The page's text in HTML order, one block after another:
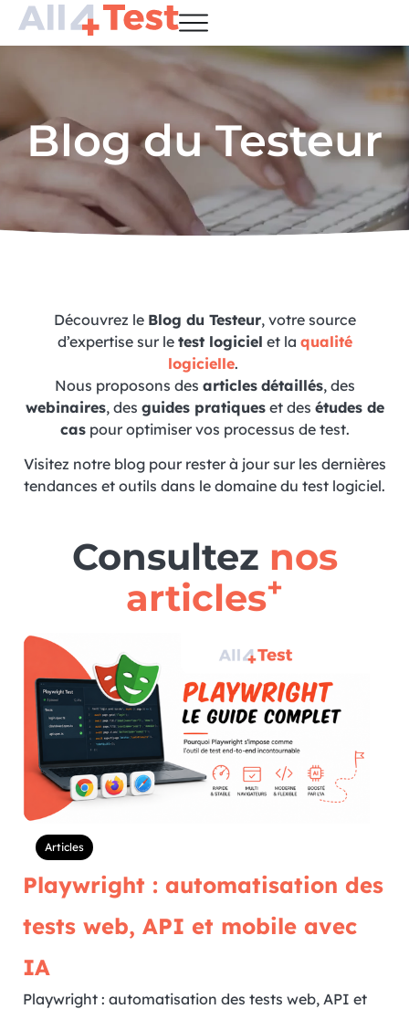
Blog du Testeur
Découvrez le Blog du Testeur, votre source
d’expertise sur le test logiciel et la qualité
logicielle.
Nous proposons des articles détaillés, des
webinaires, des guides pratiqueset des études de
caspour optimiser vos processus de test.
Visitez notre blog pour rester à jour sur les dernières
tendances et outils dans le domaine du test logiciel.
Consultez nos
articles+
Articles
Playwright : automatisation des
tests web, API et mobile avec
IA
Playwright : automatisation des tests web, API et